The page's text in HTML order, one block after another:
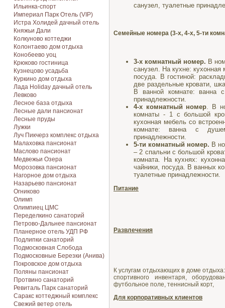
Ильинка-спорт
Империал Парк Отель (VIP)
Истра Холидей дачный отель
Княжьи Дали
Колкуново коттеджи
Колонтаево дом отдыха
Конобеево уоц
Крюково гостиница
Кузнецово усадьба
Куркино дом отдыха
Лада Holiday дачный отель
Левково
Лесное база отдыха
Лесные дали пансионат
Лесные пруды
Лужки
Луч Пикчерз комплекс отдыха
Малаховка пансионат
Маслово пансионат
Медвежьи Озера
Морозовка пансионат
Нагорное дом отдыха
Назарьево пансионат
Огниково
Олимп
Олимпиец ЦМС
Переделкино санаторий
Петрово-Дальнее пансионат
Планерное отель УДП РФ
Подлипки санаторий
Подмосковная Cлобода
Подмосковные Березки (Анива)
Покровское дом отдыха
Поляны пансионат
Протвино санаторий
Ревиталь Парк санаторий
Саракс коттеджный комплекс
Свежий ветер отель
санузел, туалетные
Семейные номера (3-х, 4-х, 5-ти
3-х комнатный номер. В
санузел. На кухне: кухонная
посуда. В гостиной:
две раздельные кровати,
В ванной комнате: ванна
принадлежности.
4-х комнатный номер . В
комнаты - 1 с большой
кухонная мебель со
комнате: ванна с
принадлежности.
5-ти комнатный номер. В
– 2 спальни с большой
комната. На кухнях:
чайники, посуда. В ванных
туалетные принадлежности.
Питание
Развлечения
К услугам отдыхающих в доме
спортивного инвентаря,
футбольное поле, теннисный корт,
Для корпоративных клиентов